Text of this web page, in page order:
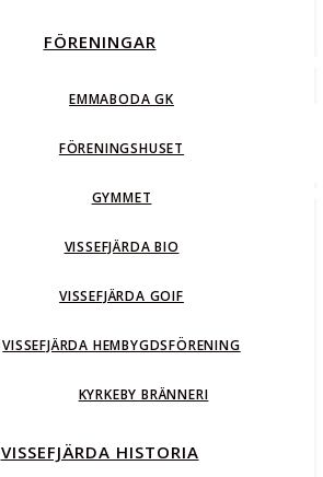
FÖRENINGAR
EMMABODA GK
FÖRENINGSHUSET
GYMMET
VISSEFJÄRDA BIO
VISSEFJÄRDA GOIF
VISSEFJÄRDA HEMBYGDSFÖRENING
KYRKEBY BRÄNNERI
VISSEFJÄRDA HISTORIA